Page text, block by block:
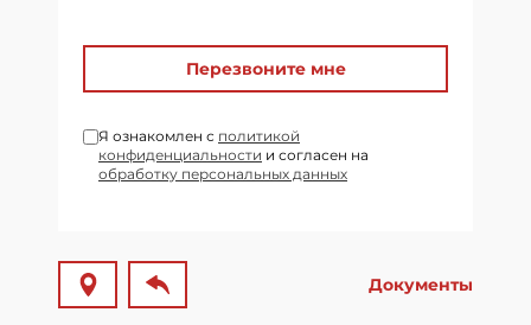
Перезвоните мне
Я ознакомлен с политикой
конфиденциальности и согласен на
обработку персональных данных
Документы